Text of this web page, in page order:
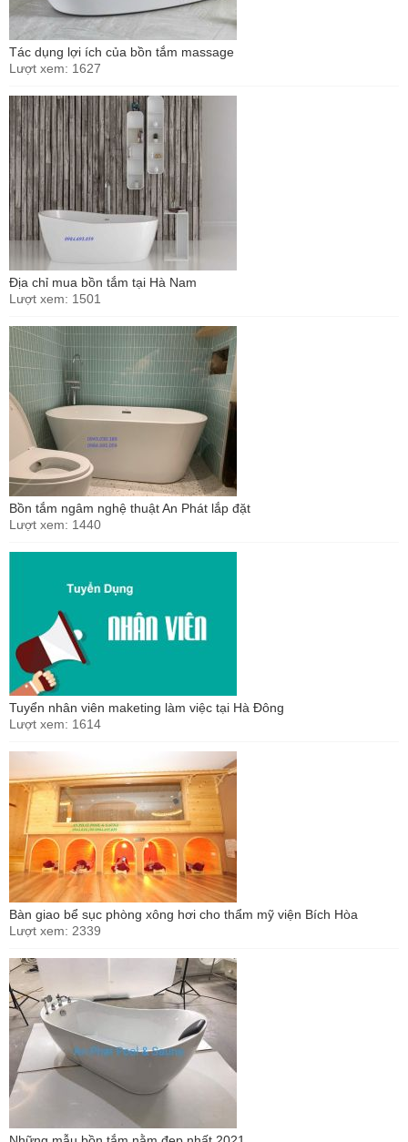
Tác dụng lợi ích của bồn tắm massage
Lượt xem: 1627
Địa chỉ mua bồn tắm tại Hà Nam
Lượt xem: 1501
Bồn tắm ngâm nghệ thuật An Phát lắp đặt
Lượt xem: 1440
Tuyển nhân viên maketing làm việc tại Hà Đông
Lượt xem: 1614
Bàn giao bể sục phòng xông hơi cho thẩm mỹ viện Bích Hòa
Lượt xem: 2339